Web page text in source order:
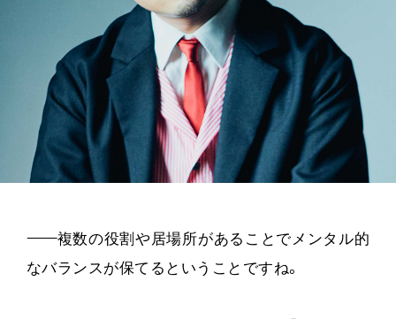
——複数の役割や居場所があることでメンタル的
なバランスが保てるということですね。